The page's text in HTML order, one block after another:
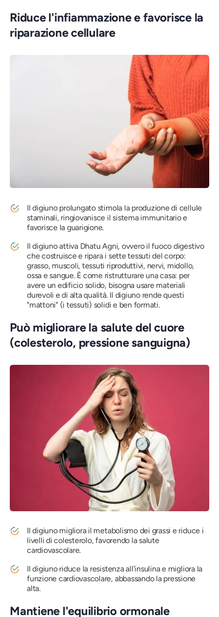
Riduce l'infiammazione e favorisce la
riparazione cellulare
Il digiuno prolungato stimola la produzione di cellule
staminali, ringiovanisce il sistema immunitario e
favorisce la guarigione.
Il digiuno attiva Dhatu Agni, ovvero il fuoco digestivo
che costruisce e ripara i sette tessuti del corpo:
grasso, muscoli, tessuti riproduttivi, nervi, midollo,
ossa e sangue. È come ristrutturare una casa: per
avere un edificio solido, bisogna usare materiali
durevoli e di alta qualità. Il digiuno rende questi
"mattoni" (i tessuti) solidi e ben formati.
Può migliorare la salute del cuore
(colesterolo, pressione sanguigna)
Il digiuno migliora il metabolismo dei grassi e riduce i
livelli di colesterolo, favorendo la salute
cardiovascolare.
Il digiuno riduce la resistenza all'insulina e migliora la
funzione cardiovascolare, abbassando la pressione
alta.
Mantiene l'equilibrio ormonale